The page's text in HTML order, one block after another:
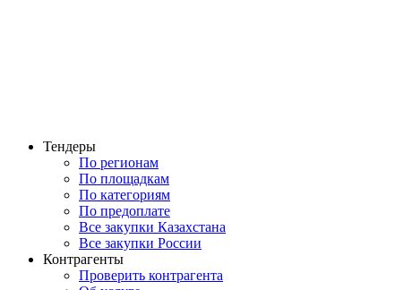
Тендеры
По регионам
По площадкам
По категориям
По предоплате
Все закупки Казахстана
Все закупки России
Контрагенты
Проверить контрагента